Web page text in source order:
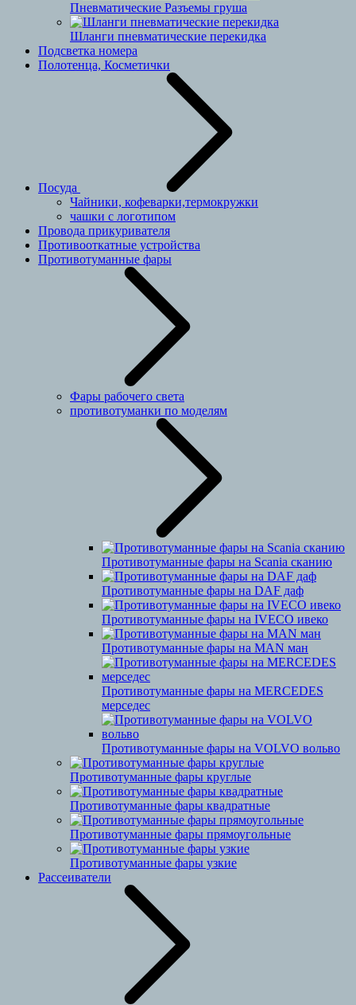
Пневматические Разъемы груша
Шланги пневматические перекидка
Подсветка номера
Полотенца, Косметички
Посуда
Чайники, кофеварки,термокружки
чашки с логотипом
Провода прикуривателя
Противооткатные устройства
Противотуманные фары
Фары рабочего света
противотуманки по моделям
Противотуманные фары на Scania сканию
Противотуманные фары на DAF даф
Противотуманные фары на IVECO ивеко
Противотуманные фары на MAN ман
Противотуманные фары на MERCEDES
мерседес
Противотуманные фары на VOLVO вольво
Противотуманные фары круглые
Противотуманные фары квадратные
Противотуманные фары прямоугольные
Противотуманные фары узкие
Рассеиватели